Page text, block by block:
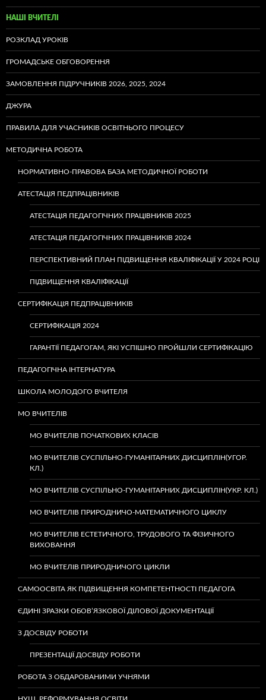
НАШІ ВЧИТЕЛІ
РОЗКЛАД УРОКІВ
ГРОМАДСЬКЕ ОБГОВОРЕННЯ
ЗАМОВЛЕННЯ ПІДРУЧНИКІВ 2026, 2025, 2024
ДЖУРА
ПРАВИЛА ДЛЯ УЧАСНИКІВ ОСВІТНЬОГО ПРОЦЕСУ
МЕТОДИЧНА РОБОТА
НОРМАТИВНО-ПРАВОВА БАЗА МЕТОДИЧНОЇ РОБОТИ
АТЕСТАЦІЯ ПЕДПРАЦІВНИКІВ
АТЕСТАЦІЯ ПЕДАГОГІЧНИХ ПРАЦІВНИКІВ 2025
АТЕСТАЦІЯ ПЕДАГОГІЧНИХ ПРАЦІВНИКІВ 2024
ПЕРСПЕКТИВНИЙ ПЛАН ПІДВИЩЕННЯ КВАЛІФІКАЦІЇ У 2024 РОЦІ
ПІДВИЩЕННЯ КВАЛІФІКАЦІЇ
СЕРТИФІКАЦІЯ ПЕДПРАЦІВНИКІВ
СЕРТИФІКАЦІЯ 2024
ГАРАНТІЇ ПЕДАГОГАМ, ЯКІ УСПІШНО ПРОЙШЛИ СЕРТИФІКАЦІЮ
ПЕДАГОГІЧНА ІНТЕРНАТУРА
ШКОЛА МОЛОДОГО ВЧИТЕЛЯ
МО ВЧИТЕЛІВ
МО ВЧИТЕЛІВ ПОЧАТКОВИХ КЛАСІВ
МО ВЧИТЕЛІВ СУСПІЛЬНО-ГУМАНІТАРНИХ ДИСЦИПЛІН(УГОР.
КЛ.)
МО ВЧИТЕЛІВ СУСПІЛЬНО-ГУМАНІТАРНИХ ДИСЦИПЛІН(УКР. КЛ.)
МО ВЧИТЕЛІВ ПРИРОДНИЧО-МАТЕМАТИЧНОГО ЦИКЛУ
МО ВЧИТЕЛІВ ЕСТЕТИЧНОГО, ТРУДОВОГО ТА ФІЗИЧНОГО
ВИХОВАННЯ
МО ВЧИТЕЛІВ ПРИРОДНИЧОГО ЦИКЛИ
САМООСВІТА ЯК ПІДВИЩЕННЯ КОМПЕТЕНТНОСТІ ПЕДАГОГА
ЄДИНІ ЗРАЗКИ ОБОВ’ЯЗКОВОЇ ДІЛОВОЇ ДОКУМЕНТАЦІЇ
З ДОСВІДУ РОБОТИ
ПРЕЗЕНТАЦІЇ ДОСВІДУ РОБОТИ
РОБОТА З ОБДАРОВАНИМИ УЧНЯМИ